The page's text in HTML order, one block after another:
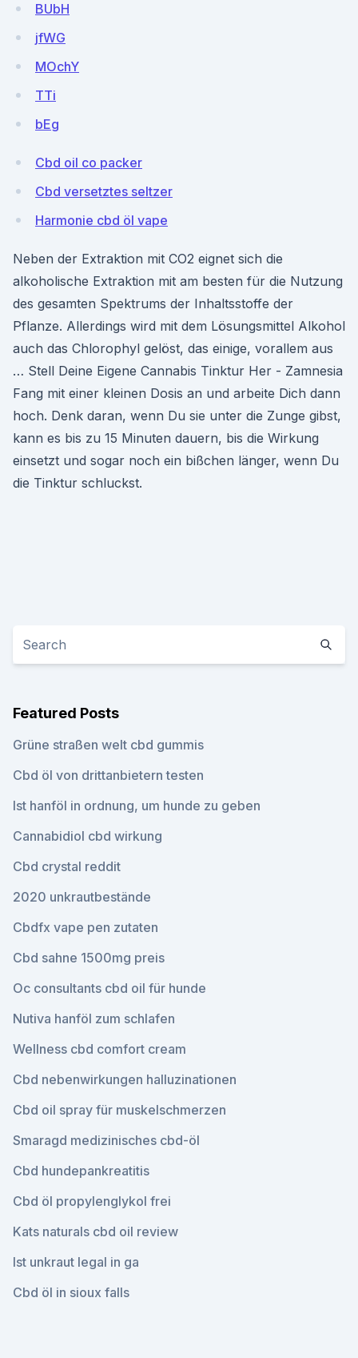
BUbH
jfWG
MOchY
TTi
bEg
Cbd oil co packer
Cbd versetztes seltzer
Harmonie cbd öl vape
Neben der Extraktion mit CO2 eignet sich die
alkoholische Extraktion mit am besten für die Nutzung
des gesamten Spektrums der Inhaltsstoffe der
Pflanze. Allerdings wird mit dem Lösungsmittel Alkohol
auch das Chlorophyl gelöst, das einige, vorallem aus
… Stell Deine Eigene Cannabis Tinktur Her - Zamnesia
Fang mit einer kleinen Dosis an und arbeite Dich dann
hoch. Denk daran, wenn Du sie unter die Zunge gibst,
kann es bis zu 15 Minuten dauern, bis die Wirkung
einsetzt und sogar noch ein bißchen länger, wenn Du
die Tinktur schluckst.
Featured Posts
Grüne straßen welt cbd gummis
Cbd öl von drittanbietern testen
Ist hanföl in ordnung, um hunde zu geben
Cannabidiol cbd wirkung
Cbd crystal reddit
2020 unkrautbestände
Cbdfx vape pen zutaten
Cbd sahne 1500mg preis
Oc consultants cbd oil für hunde
Nutiva hanföl zum schlafen
Wellness cbd comfort cream
Cbd nebenwirkungen halluzinationen
Cbd oil spray für muskelschmerzen
Smaragd medizinisches cbd-öl
Cbd hundepankreatitis
Cbd öl propylenglykol frei
Kats naturals cbd oil review
Ist unkraut legal in ga
Cbd öl in sioux falls